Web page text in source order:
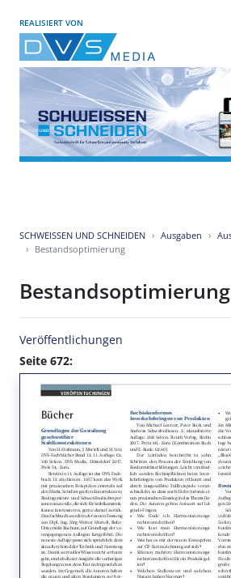
REALISIERT VON
SCHWEISSEN UND SCHNEIDEN Ausgaben
Bestandsoptimierung
Bestandsoptimierung
Veröffentlichungen
Seite 672: